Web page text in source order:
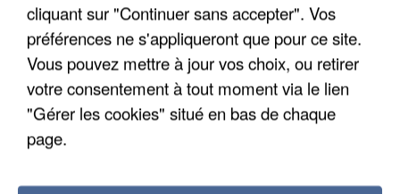
cliquant sur "Continuer sans accepter". Vos
préférences ne s'appliqueront que pour ce site.
Vous pouvez mettre à jour vos choix, ou retirer
votre consentement à tout moment via le lien
"Gérer les cookies" situé en bas de chaque
page.